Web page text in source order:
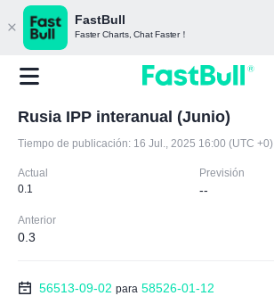
FastBull
Faster Charts, Chat Faster！
Rusia IPP interanual (Junio)
Tiempo de publicación: 16 Jul., 2025 16:00 (UTC +0)
Actual
0.1
Previsión
--
Anterior
0.3
56513-09-02 para 58526-01-12